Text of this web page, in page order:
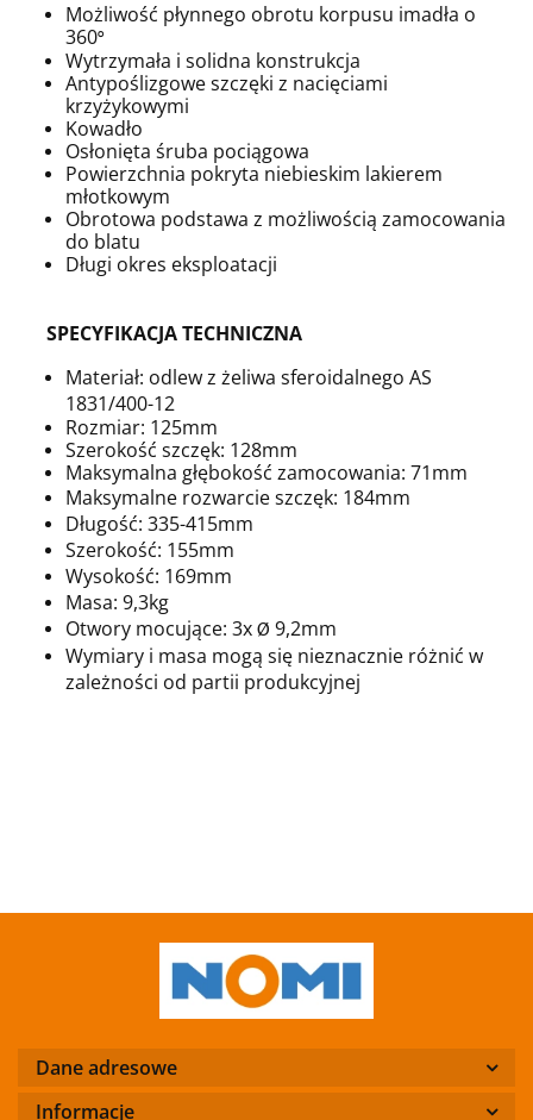
Możliwość płynnego obrotu korpusu imadła o
360°
Wytrzymała i solidna konstrukcja
Antypoślizgowe szczęki z nacięciami
krzyżykowymi
Kowadło
Osłonięta śruba pociągowa
Powierzchnia pokryta niebieskim lakierem
młotkowym
Obrotowa podstawa z możliwością zamocowania
do blatu
Długi okres eksploatacji
SPECYFIKACJA TECHNICZNA
Materiał: odlew z żeliwa sferoidalnego AS
1831/400-12
Rozmiar: 125mm
Szerokość szczęk: 128mm
Maksymalna głębokość zamocowania: 71mm
Maksymalne rozwarcie szczęk: 184mm
Długość: 335-415mm
Szerokość: 155mm
Wysokość: 169mm
Masa: 9,3kg
Otwory mocujące: 3x Ø 9,2mm
Wymiary i masa mogą się nieznacznie różnić w
zależności od partii produkcyjnej
Dane adresowe
Informacje